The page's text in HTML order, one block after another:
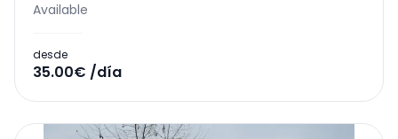
Available
desde
35.00€ /día